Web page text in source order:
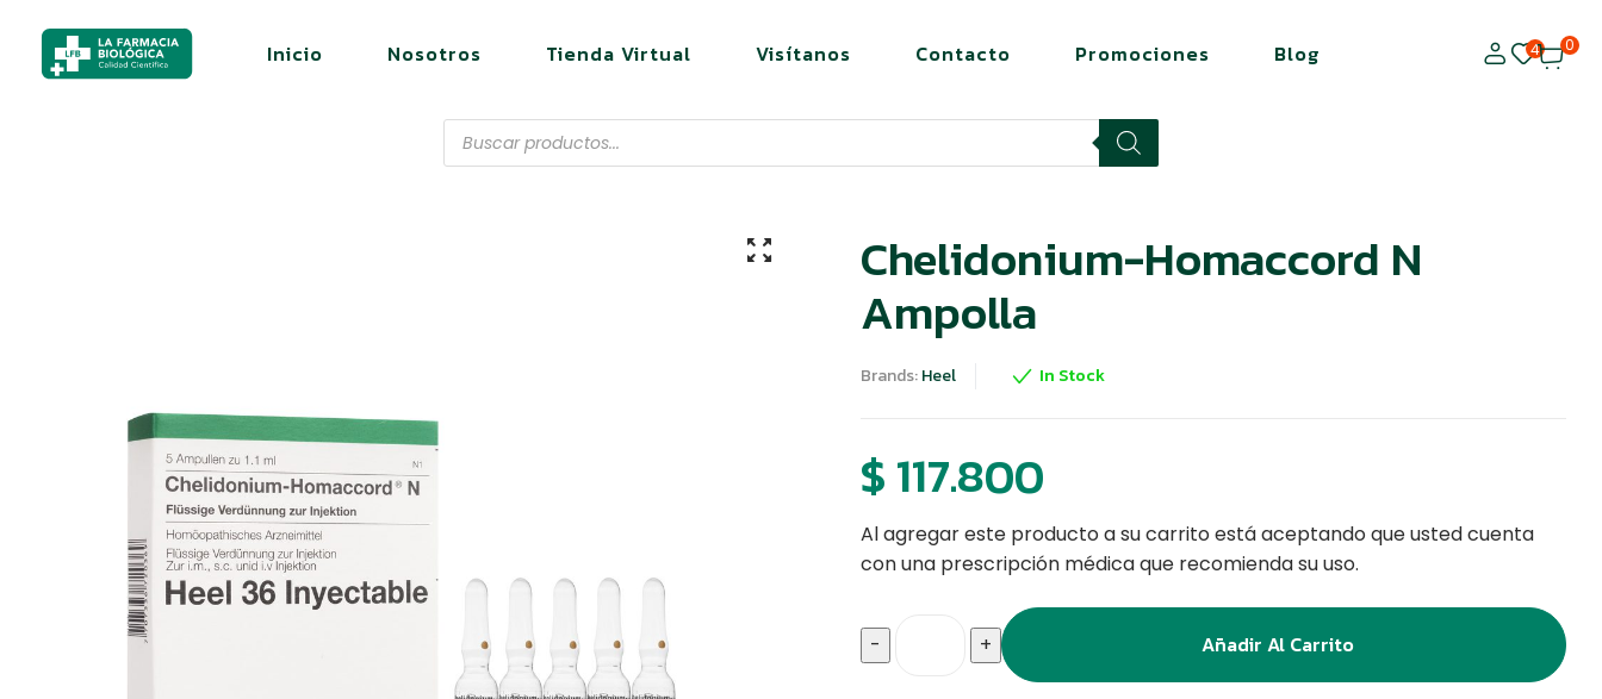
Inicio Nosotros Tienda Virtual Visítanos Contacto Promociones Blog 4 0
Chelidonium-Homaccord N
Ampolla
Brands:Heel In Stock
$117.800
Al agregar este producto a su carrito está aceptando que usted cuenta
con una prescripción médica que recomienda su uso.
- + Añadir Al Carrito